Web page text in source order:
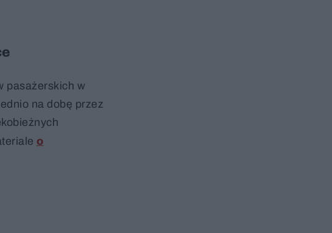
pasażerskich w
na dobę przez
o